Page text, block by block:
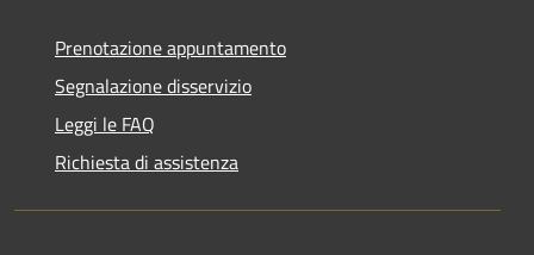
Prenotazione appuntamento
Segnalazione disservizio
Leggi le FAQ
Richiesta di assistenza